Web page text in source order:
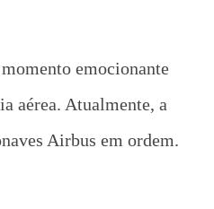
emocionante
aérea. Atualmente, a
Airbus em ordem.